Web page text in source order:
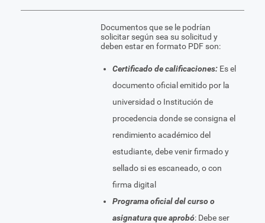
Documentos que se le podrían
solicitar según sea su solicitud y
deben estar en formato PDF son:
Certificado de calificaciones: Es el
documento oficial emitido por la
universidad o Institución de
procedencia donde se consigna el
rendimiento académico del
estudiante, debe venir firmado y
sellado si es escaneado, o con
firma digital
Programa oficial del curso o
asignatura que aprobó: Debe ser